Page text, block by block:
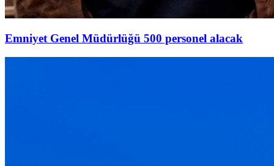
Emniyet Genel Müdürlüğü 500 personel alacak